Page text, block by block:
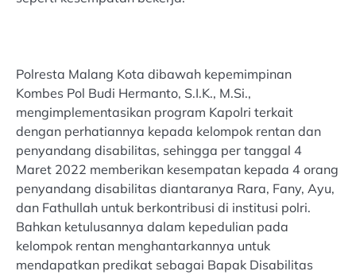
Polresta Malang Kota dibawah kepemimpinan
Kombes Pol Budi Hermanto, S.I.K., M.Si.,
mengimplementasikan program Kapolri terkait
dengan perhatiannya kepada kelompok rentan dan
penyandang disabilitas, sehingga per tanggal 4
Maret 2022 memberikan kesempatan kepada 4 orang
penyandang disabilitas diantaranya Rara, Fany, Ayu,
dan Fathullah untuk berkontribusi di institusi polri.
Bahkan ketulusannya dalam kepedulian pada
kelompok rentan menghantarkannya untuk
mendapatkan predikat sebagai Bapak Disabilitas